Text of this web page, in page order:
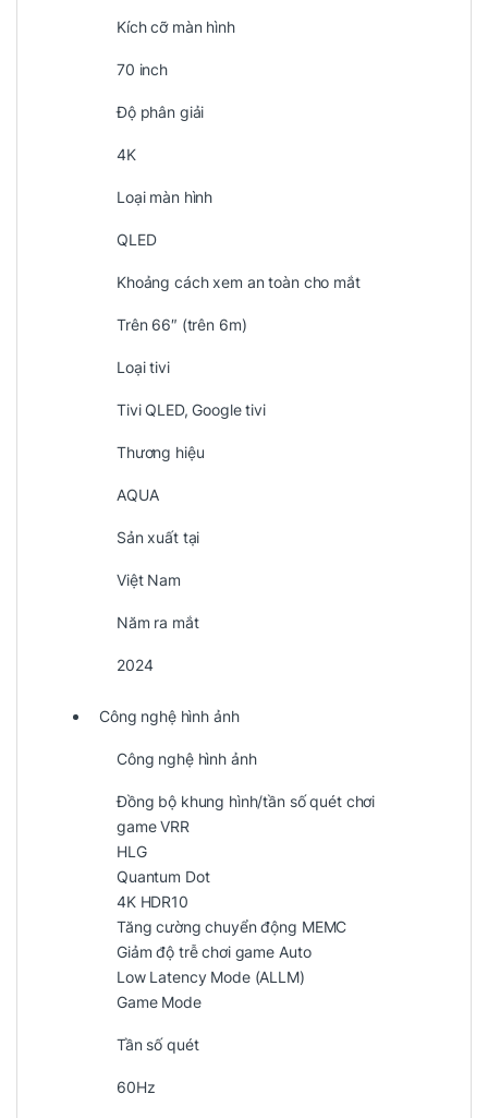
Kích cỡ màn hình
70 inch
Độ phân giải
4K
Loại màn hình
QLED
Khoảng cách xem an toàn cho mắt
Trên 66″ (trên 6m)
Loại tivi
Tivi QLED, Google tivi
Thương hiệu
AQUA
Sản xuất tại
Việt Nam
Năm ra mắt
2024
Công nghệ hình ảnh
Công nghệ hình ảnh
Đồng bộ khung hình/tần số quét chơi
game VRR
HLG
Quantum Dot
4K HDR10
Tăng cường chuyển động MEMC
Giảm độ trễ chơi game Auto
Low Latency Mode (ALLM)
Game Mode
Tần số quét
60Hz